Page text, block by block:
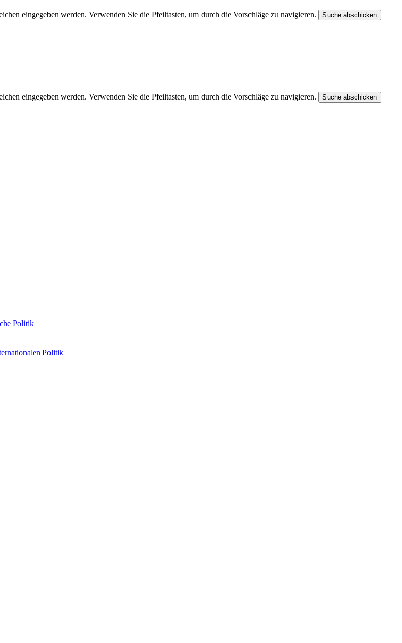
eingegeben werden. Verwenden Sie die Pfeiltasten, um durch die Vorschläge zu navigieren. Suche abschicken
eingegeben werden. Verwenden Sie die Pfeiltasten, um durch die Vorschläge zu navigieren. Suche abschicken
Politik
Politik